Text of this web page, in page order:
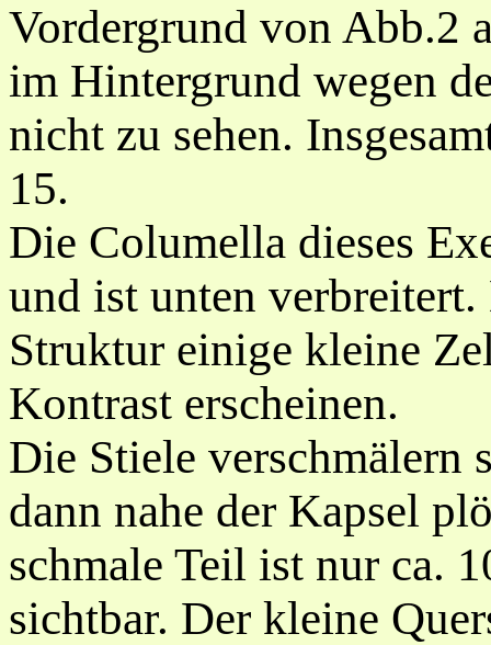
Vordergrund von Abb.2
im Hintergrund wegen
nicht zu sehen.
15.
Die Columella dieses
und ist unten
Struktur einige kleine
Kontrast erscheinen.
Die Stiele verschmälern
dann nahe der Kapsel
schmale Teil ist nur ca.
sichtbar. Der kleine